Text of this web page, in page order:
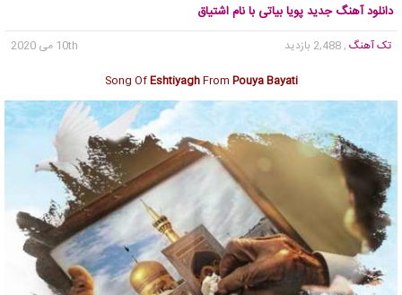
دانلود آهنگ جدید پویا بیاتی با نام اشتیاق
تک آهنگ , 2,488 بازدید
10th می 2020
Song OfEshtiyaghFrom Pouya Bayati